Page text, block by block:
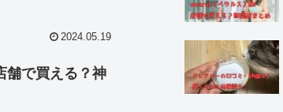
2024.05.19
舗で買える？神